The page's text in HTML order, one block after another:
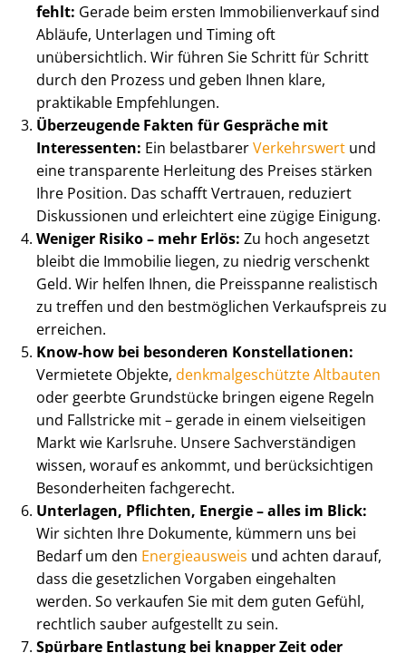
fehlt: Gerade beim ersten Im­mo­bi­li­en­ver­kauf sind
Abläufe, Unterlagen und Timing oft
unübersichtlich. Wir führen Sie Schritt für Schritt
durch den Prozess und geben Ihnen klare,
praktikable Empfehlungen.
Überzeugende Fakten für Gespräche mit
Interessenten: Ein belastbarerVerkehrswert und
eine transparente Herleitung des Preises stärken
Ihre Position. Das schafft Vertrauen, reduziert
Diskussionen und erleichtert eine zügige Einigung.
Weniger Risiko – mehr Erlös: Zu hoch angesetzt
bleibt die Immobilie liegen, zu niedrig verschenkt
Geld. Wir helfen Ihnen, die Preisspanne realistisch
zu treffen und den bestmöglichen Verkaufspreis zu
erreichen.
Know-how bei besonderen Konstellationen:
Vermietete Objekte, denk­mal­ge­schütz­te Altbauten
oder geerbte Grundstücke bringen eigene Regeln
und Fallstricke mit – gerade in einem vielseitigen
Markt wie Karlsruhe. Unsere Sach­ver­stän­di­gen
wissen, worauf es ankommt, und berücksichtigen
Besonderheiten fachgerecht.
Unterlagen, Pflichten, Energie – alles im Blick:
Wir sichten Ihre Dokumente, kümmern uns bei
Bedarf um den Energieausweis und achten darauf,
dass die gesetzlichen Vorgaben eingehalten
werden. So verkaufen Sie mit dem guten Gefühl,
rechtlich sauber aufgestellt zu sein.
Spürbare Entlastung bei knapper Zeit oder